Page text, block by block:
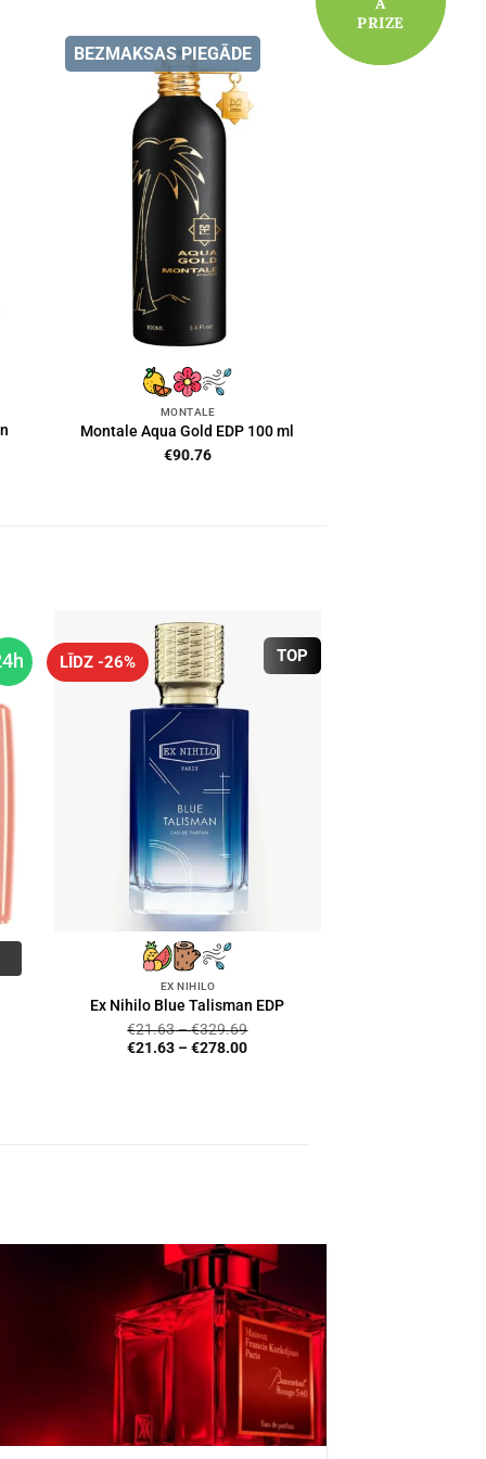
BEZMAKSAS PIEGĀDE
MONTALE
Montale Aqua Gold EDP 100 ml
€90.76
TOP
LĪDZ -26%
EX NIHILO
Ex Nihilo Blue Talisman EDP
€21.63–€329.69
€21.63 –€278.00
PRIZE
PRIZE